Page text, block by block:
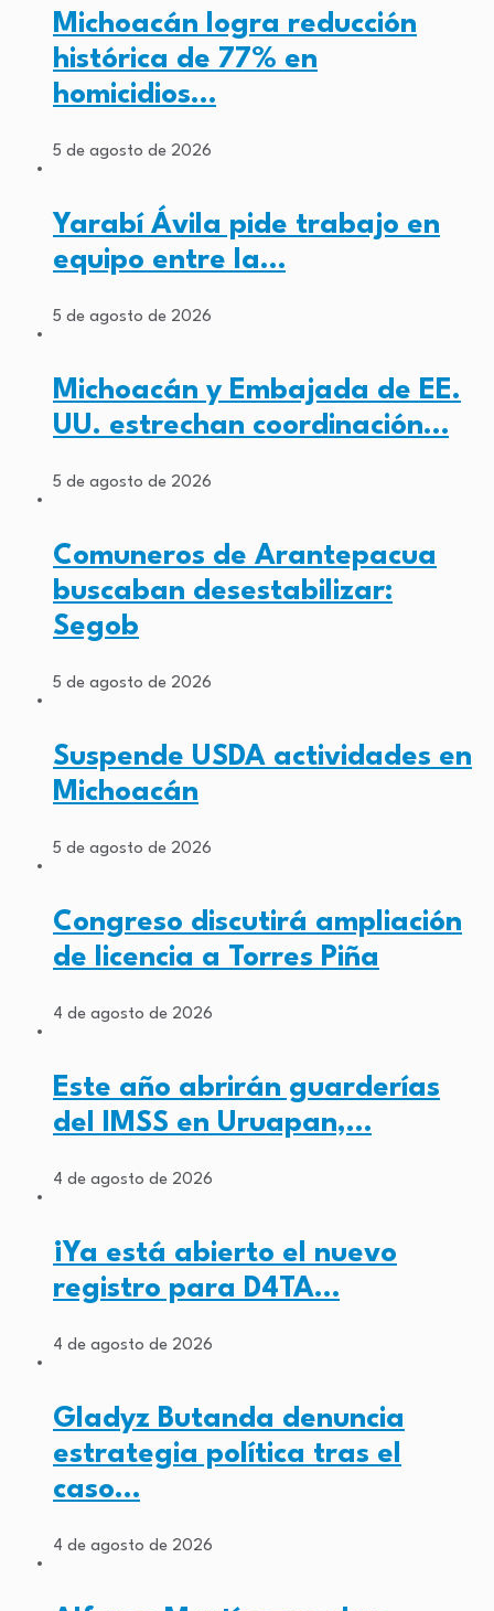
Michoacán logra reducción
histórica de 77% en
homicidios…
5 de agosto de 2026
Yarabí Ávila pide trabajo en
equipo entre la…
5 de agosto de 2026
Michoacán y Embajada de EE.
UU. estrechan coordinación…
5 de agosto de 2026
Comuneros de Arantepacua
buscaban desestabilizar:
Segob
5 de agosto de 2026
Suspende USDA actividades en
Michoacán
5 de agosto de 2026
Congreso discutirá ampliación
de licencia a Torres Piña
4 de agosto de 2026
Este año abrirán guarderías
del IMSS en Uruapan,…
4 de agosto de 2026
¡Ya está abierto el nuevo
registro para D4TA…
4 de agosto de 2026
Gladyz Butanda denuncia
estrategia política tras el
caso…
4 de agosto de 2026